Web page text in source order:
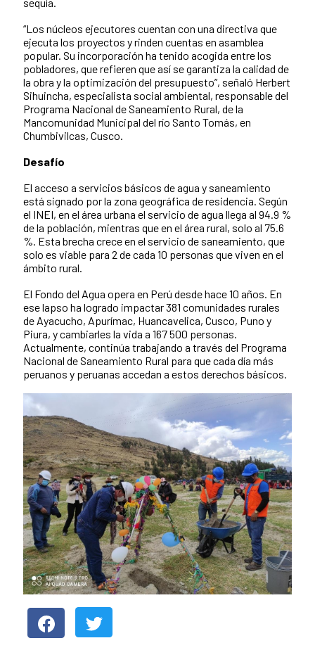
“Los núcleos ejecutores cuentan con una directiva que
ejecuta los proyectos y rinden cuentas en asamblea
popular. Su incorporación ha tenido acogida entre los
pobladores, que refieren que así se garantiza la calidad de
la obra y la optimización del presupuesto”, señaló Herbert
Sihuincha, especialista social ambiental, responsable del
Programa Nacional de Saneamiento Rural, de la
Mancomunidad Municipal del río Santo Tomás, en
Chumbivilcas, Cusco.
Desafío
El acceso a servicios básicos de agua y saneamiento
está signado por la zona geográfica de residencia. Según
el INEI, en el área urbana el servicio de agua llega al 94.9 %
de la población, mientras que en el área rural, solo al 75.6
%. Esta brecha crece en el servicio de saneamiento, que
solo es viable para 2 de cada 10 personas que viven en el
ámbito rural.
El Fondo del Agua opera en Perú desde hace 10 años. En
ese lapso ha logrado impactar 381 comunidades rurales
de Ayacucho, Apurímac, Huancavelica, Cusco, Puno y
Piura, y cambiarles la vida a 167 500 personas.
Actualmente, continúa trabajando a través del Programa
Nacional de Saneamiento Rural para que cada día más
peruanos y peruanas accedan a estos derechos básicos.